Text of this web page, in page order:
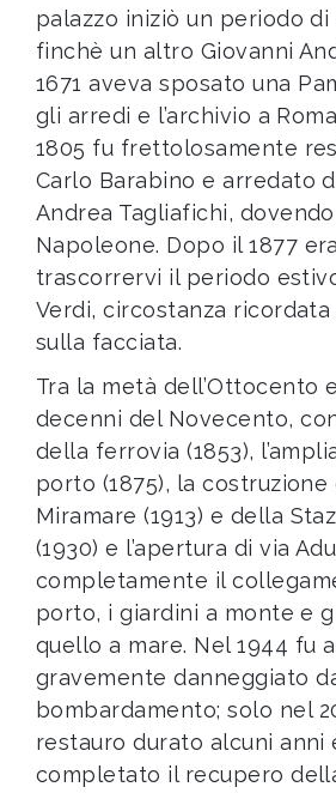
palazzo iniziò un periodo di
finchè un altro Giovanni
1671 aveva sposato una
gli arredi e l’archivio a
1805 fu frettolosamente
Carlo Barabino e arredato
Andrea Tagliafichi,
Napoleone. Dopo il 1877
trascorrervi il periodo
Verdi, circostanza ricordata
sulla facciata.
Tra la metà dell’Ottocento
decenni del Novecento,
della ferrovia (1853),
porto (1875), la costruzione
Miramare (1913) e della
(1930) e l’apertura di via
completamente il
porto, i giardini a monte e
quello a mare. Nel 1944 fu
gravemente danneggiato
bombardamento; solo nel
restauro durato alcuni anni
completato il recupero